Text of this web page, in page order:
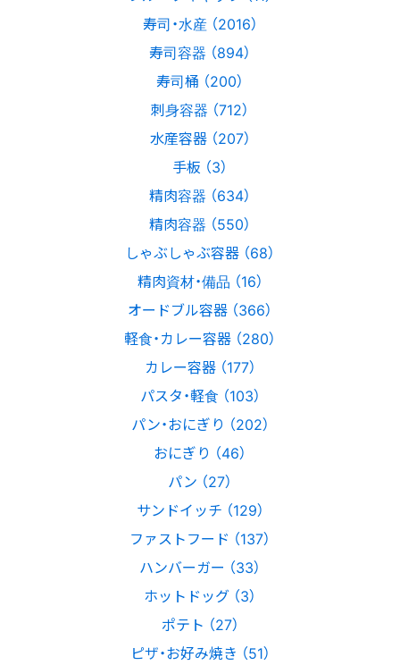
寿司・水産 （2016）
寿司容器 （894）
寿司桶 （200）
刺身容器 （712）
水産容器 （207）
手板 （3）
精肉容器 （634）
精肉容器 （550）
しゃぶしゃぶ容器 （68）
精肉資材・備品 （16）
オードブル容器 （366）
軽食・カレー容器 （280）
カレー容器 （177）
パスタ・軽食 （103）
パン・おにぎり （202）
おにぎり （46）
パン （27）
サンドイッチ （129）
ファストフード （137）
ハンバーガー （33）
ホットドッグ （3）
ポテト （27）
ピザ・お好み焼き （51）